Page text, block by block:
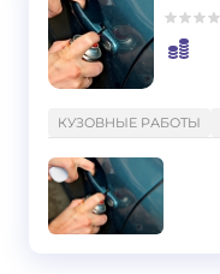
КУЗОВНЫЕ РАБОТЫ